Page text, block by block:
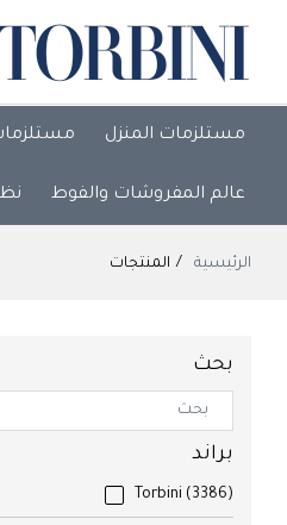
مستلزمات المنزل
عالم المفروشات والفوط
الرئيسية المنتجات
بحث
براند
Torbini (3386)